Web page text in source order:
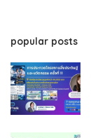
popular posts